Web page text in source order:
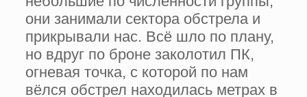
они занимали сектора обстрела и
прикрывали нас. Всё шло по плану,
но вдруг по броне заколотил ПК,
огневая точка, с которой по нам
вёлся обстрел находилась метрах в